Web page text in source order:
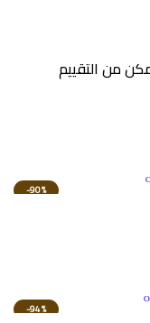
التقييم
-90%
-94%